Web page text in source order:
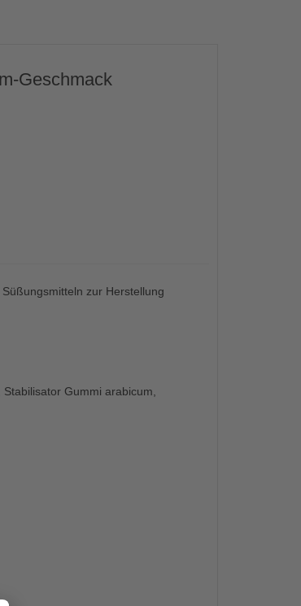
Geschmack
zur Herstellung
Gummi arabicum,